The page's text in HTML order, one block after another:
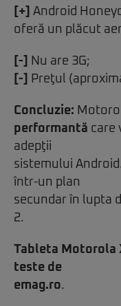
[+]
Android
oferă un plăcut
[-]
Nu are 3G;
[-]
Preţul
Concluzie:
performantă care
adepţii
sistemului
într-un plan
secundar în lupta
2.
Tableta Motorola
teste de
emag.ro.